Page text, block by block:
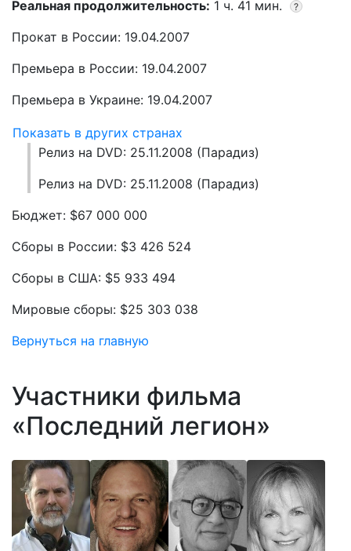
Реальная продолжительность: 1 ч. 41 мин. ?
Прокат в России: 19.04.2007
Премьера в России: 19.04.2007
Премьера в Украине: 19.04.2007
Показать в других странах
Релиз на DVD: 25.11.2008 (Парадиз)
Релиз на DVD: 25.11.2008 (Парадиз)
Бюджет: $67 000 000
Сборы в России: $3 426 524
Сборы в США: $5 933 494
Мировые сборы: $25 303 038
Вернуться на главную
Участники фильма
«Последний легион»